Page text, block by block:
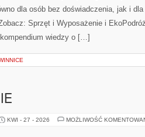
dla osób bez doświadczenia, jak i
Sprzęt i Wyposażenie i
wiedzy o […]
KWI - 27 - 2026 MOŻLIWOŚĆ